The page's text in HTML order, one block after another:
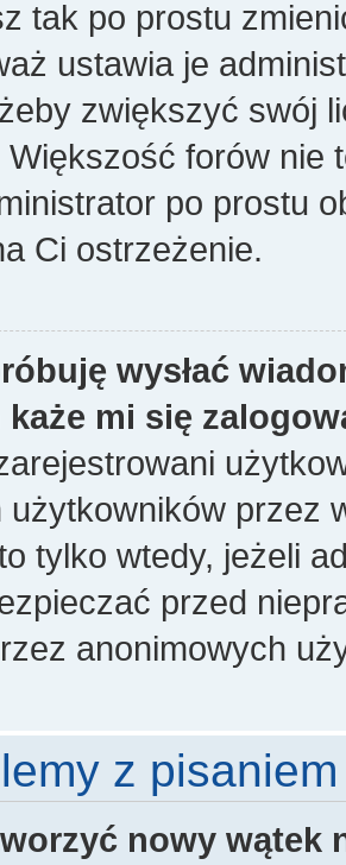
tak po prostu
ustawia je
zwiększyć swój
Większość forów nie
po prostu
Ci ostrzeżenie.
wysłać
mi się
użytkowników przez
tylko wtedy, jeżeli
przed
anonimowych
z pisaniem
nowy wątek